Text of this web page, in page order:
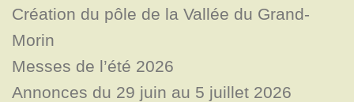
Création du pôle de la Vallée du Grand-
Morin
Messes de l’été 2026
Annonces du 29 juin au 5 juillet 2026